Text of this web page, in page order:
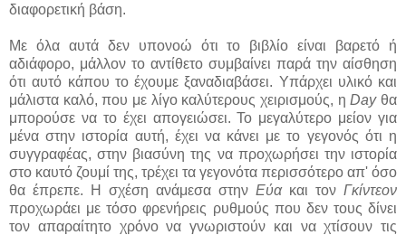
διαφορετική βάση.
Με όλα αυτά δεν υπονοώ ότι το βιβλίο είναι βαρετό ή
αδιάφορο, μάλλον το αντίθετο συμβαίνει παρά την αίσθηση
ότι αυτό κάπου το έχουμε ξαναδιαβάσει. Υπάρχει υλικό και
μάλιστα καλό, που με λίγο καλύτερους χειρισμούς, ηDayθα
μπορούσε να το έχει απογειώσει. Το μεγαλύτερο μείον για
μένα στην ιστορία αυτή, έχει να κάνει με το γεγονός ότι η
συγγραφέας, στην βιασύνη της να προχωρήσει την ιστορία
στο καυτό ζουμί της, τρέχει τα γεγονότα περισσότερο απ' όσο
θα έπρεπε. Η σχέση ανάμεσα στην Εύακαι τον Γκίντεον
προχωράει με τόσο φρενήρεις ρυθμούς που δεν τους δίνει
τον απαραίτητο χρόνο να γνωριστούν και να χτίσουν τις